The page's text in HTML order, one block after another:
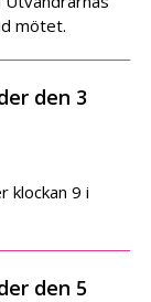
mötet.
den 3
klockan 9 i
den 5